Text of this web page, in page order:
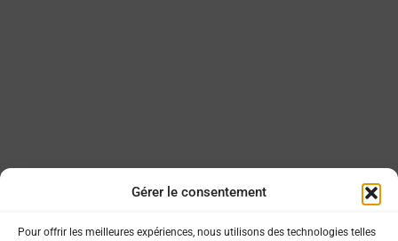
Gérer le consentement
Pour offrir les meilleures expériences, nous utilisons des technologies telles